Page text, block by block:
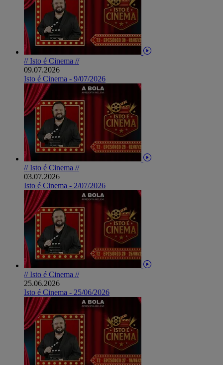
// Isto é Cinema //
09.07.2026
Isto é Cinema - 9/07/2026
// Isto é Cinema //
03.07.2026
Isto é Cinema - 2/07/2026
// Isto é Cinema //
25.06.2026
Isto é Cinema - 25/06/2026